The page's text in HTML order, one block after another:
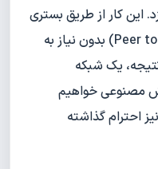
این کار از طریق بستری
از شبکه‌های همتا به همتا (Peer to Peer) بدون نیاز به
یک شبکه
مصنوعی خواهیم
احترام گذاشته